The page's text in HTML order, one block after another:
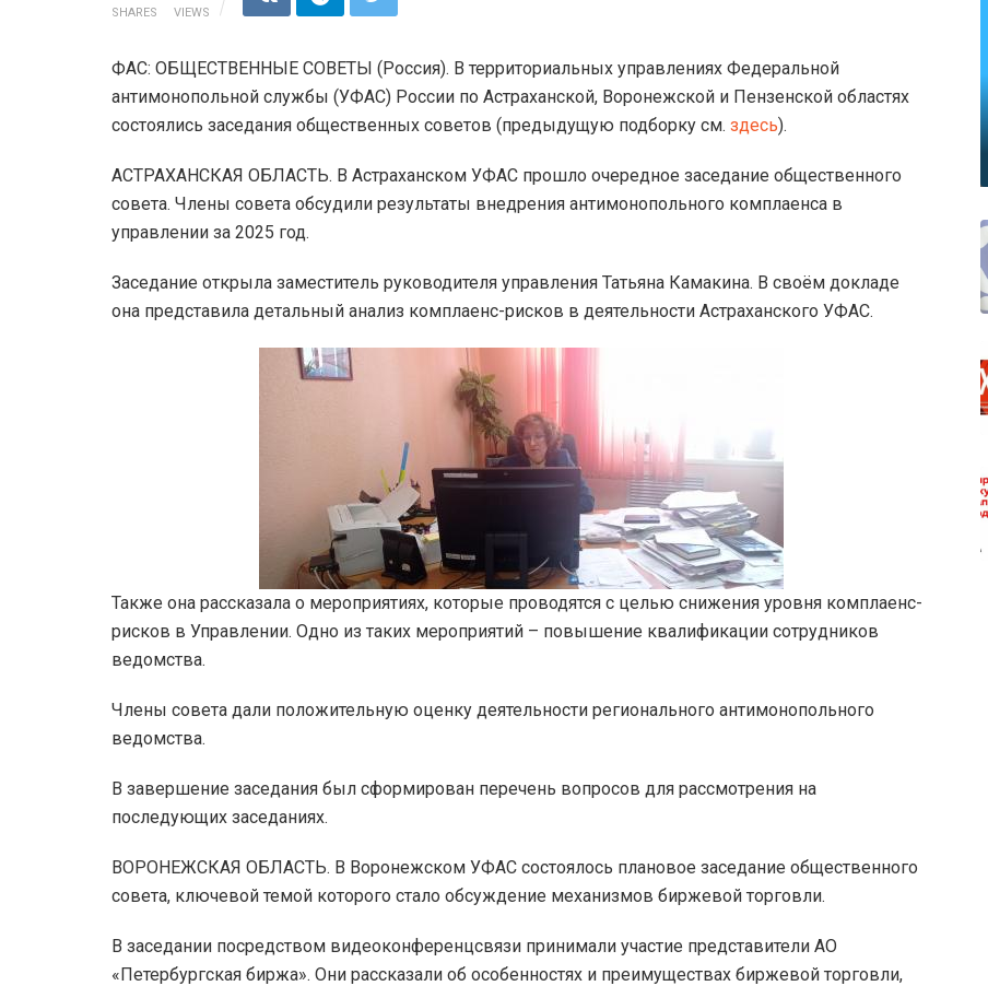
SHARES VIEWS
ФАС: ОБЩЕСТВЕННЫЕ СОВЕТЫ (Россия). В территориальных управлениях Федеральной
антимонопольной службы (УФАС) России по Астраханской, Воронежской и Пензенской областях
состоялись заседания общественных советов (предыдущую подборку см. здесь).
АСТРАХАНСКАЯ ОБЛАСТЬ. В Астраханском УФАС прошло очередное заседание общественного
совета. Члены совета обсудили результаты внедрения антимонопольного комплаенса в
управлении за 2025 год.
Заседание открыла заместитель руководителя управления Татьяна Камакина. В своём докладе
она представила детальный анализ комплаенс-рисков в деятельности Астраханского УФАС.
Также она рассказала о мероприятиях, которые проводятся с целью снижения уровня комплаенс-
рисков в Управлении. Одно из таких мероприятий – повышение квалификации сотрудников
ведомства.
Члены совета дали положительную оценку деятельности регионального антимонопольного
ведомства.
В завершение заседания был сформирован перечень вопросов для рассмотрения на
последующих заседаниях.
ВОРОНЕЖСКАЯ ОБЛАСТЬ. В Воронежском УФАС состоялось плановое заседание общественного
совета, ключевой темой которого стало обсуждение механизмов биржевой торговли.
В заседании посредством видеоконференцсвязи принимали участие представители АО
«Петербургская биржа». Они рассказали об особенностях и преимуществах биржевой торговли,